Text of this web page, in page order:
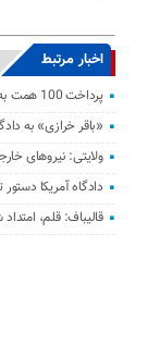
اخبار مرتبط
پرداخت 100 همت به گندم‌کاران تا 22 مرداد
«باقر خرازی» به
ولایتی: نیرو‌های
دادگاه آمریکا دستور توقف ساخت
قالیباف: قلم،